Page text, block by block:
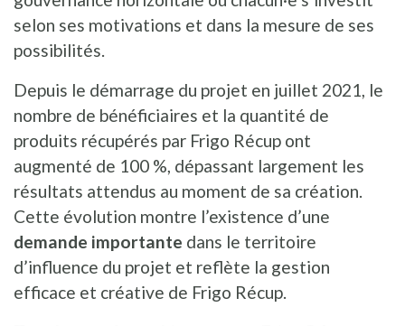
selon ses motivations et dans la mesure de ses
possibilités.
Depuis le démarrage du projet en juillet 2021, le
nombre de bénéficiaires et la quantité de
produits récupérés par Frigo Récup ont
augmenté de 100 %, dépassant largement les
résultats attendus au moment de sa création.
Cette évolution montre l’existence d’une
demande importante dans le territoire
d’influence du projet et reflète la gestion
efficace et créative de Frigo Récup.